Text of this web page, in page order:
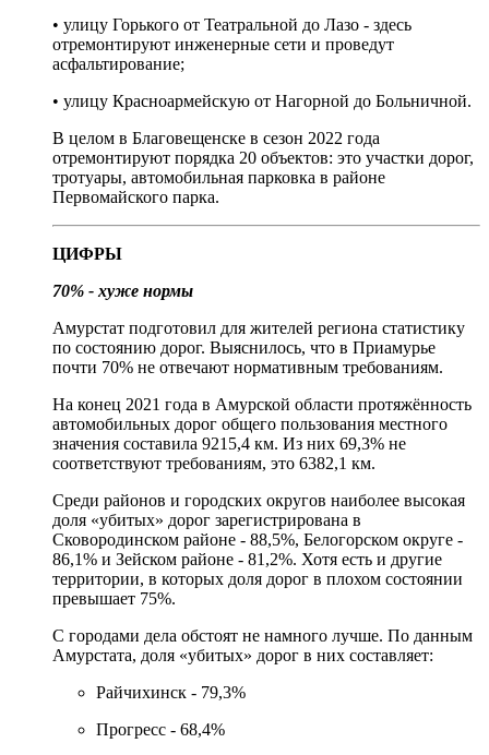
• улицу Горького от Театральной до Лазо - здесь
отремонтируют инженерные сети и проведут
асфальтирование;
• улицу Красноармейскую от Нагорной до Больничной.
В целом в Благовещенске в сезон 2022 года
отремонтируют порядка 20 объектов: это участки дорог,
тротуары, автомобильная парковка в районе
Первомайского парка.
ЦИФРЫ
70% - хуже нормы
Амурстат подготовил для жителей региона статистику
по состоянию дорог. Выяснилось, что в Приамурье
почти 70% не отвечают нормативным требованиям.
На конец 2021 года в Амурской области протяжённость
автомобильных дорог общего пользования местного
значения составила 9215,4 км. Из них 69,3% не
соответствуют требованиям, это 6382,1 км.
Среди районов и городских округов наиболее высокая
доля «убитых» дорог зарегистрирована в
Сковородинском районе - 88,5%, Белогорском округе -
86,1% и Зейском районе - 81,2%. Хотя есть и другие
территории, в которых доля дорог в плохом состоянии
превышает 75%.
С городами дела обстоят не намного лучше. По данным
Амурстата, доля «убитых» дорог в них составляет:
Райчихинск - 79,3%
Прогресс - 68,4%